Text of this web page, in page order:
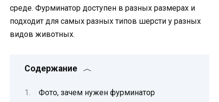
среде. Фурминатор доступен в разных размерах и
подходит для самых разных типов шерсти у разных
видов животных.
Содержание
Фото, зачем нужен фурминатор